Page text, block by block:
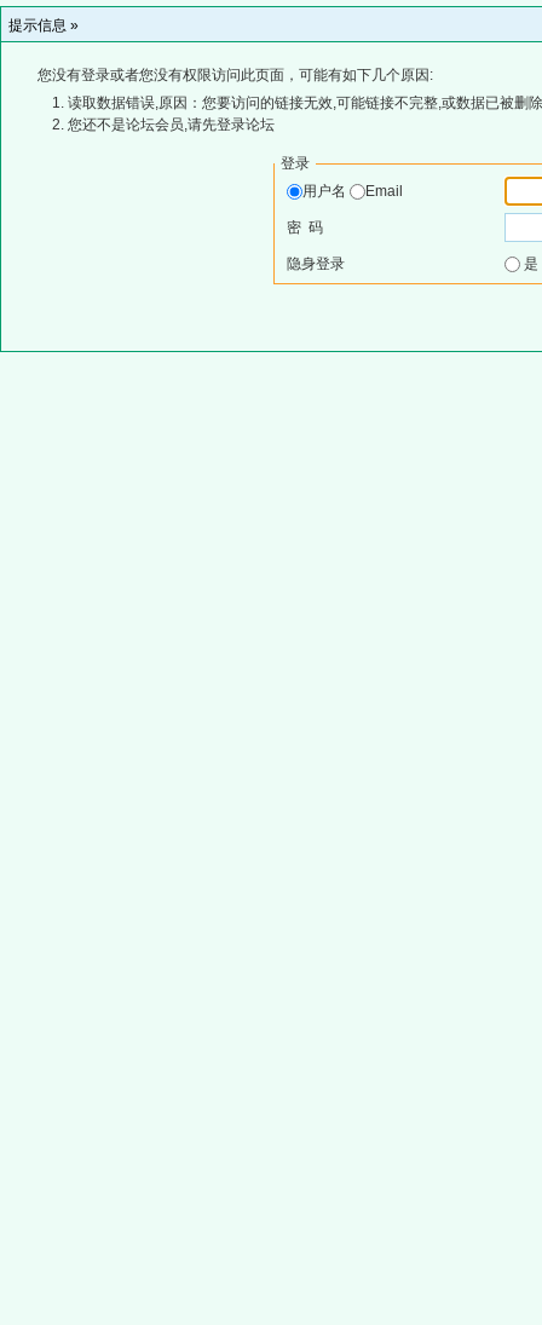
提示信息 »
您没有登录或者您没有权限访问此页面，可能有如下几个原因:
读取数据错误,原因：您要访问的链接无效,可能链接不完整,或数据已被删
您还不是论坛会员,请先登录论坛
登录
用户名
Email
密 码
隐身登录